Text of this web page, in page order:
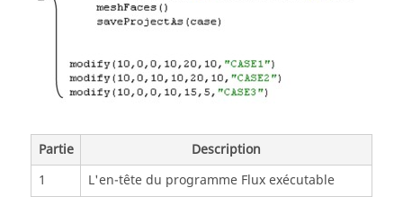
Partie
Description
1
L'en-tête du programme Flux exécutable